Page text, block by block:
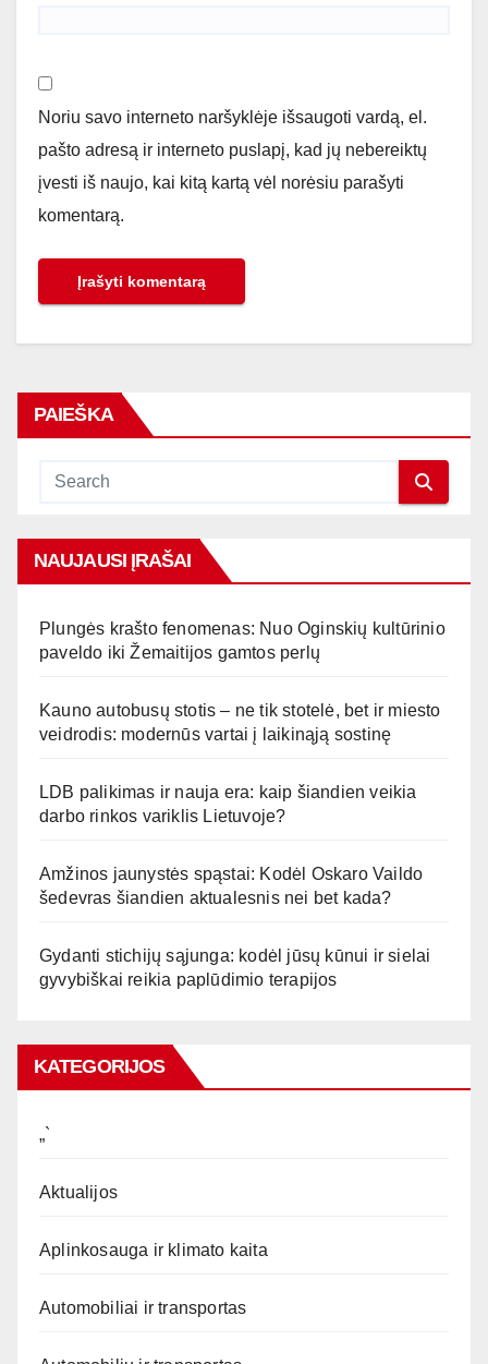
Noriu savo interneto naršyklėje išsaugoti vardą, el.
pašto adresą ir interneto puslapį, kad jų nebereiktų
įvesti iš naujo, kai kitą kartą vėl norėsiu parašyti
komentarą.
PAIEŠKA
NAUJAUSI ĮRAŠAI
Plungės krašto fenomenas: Nuo Oginskių kultūrinio
paveldo iki Žemaitijos gamtos perlų
Kauno autobusų stotis – ne tik stotelė, bet ir miesto
veidrodis: modernūs vartai į laikinąją sostinę
LDB palikimas ir nauja era: kaip šiandien veikia
darbo rinkos variklis Lietuvoje?
Amžinos jaunystės spąstai: Kodėl Oskaro Vaildo
šedevras šiandien aktualesnis nei bet kada?
Gydanti stichijų sąjunga: kodėl jūsų kūnui ir sielai
gyvybiškai reikia paplūdimio terapijos
KATEGORIJOS
„`
Aktualijos
Aplinkosauga ir klimato kaita
Automobiliai ir transportas